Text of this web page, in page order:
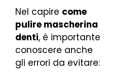
Nel capire come
pulire mascherina
denti, è importante
conoscere anche
gli errori da evitare: